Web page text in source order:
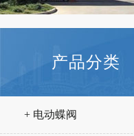
产品分类
+ 电动蝶阀